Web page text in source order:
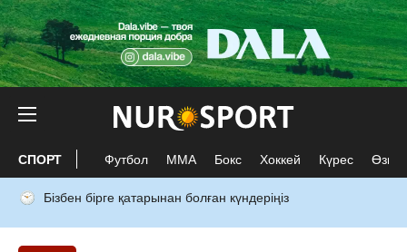
СПОРТ Футбол ММА Бокс Хоккей Күрес Өзге
Бізбен бірге қатарынан болған күндеріңіз